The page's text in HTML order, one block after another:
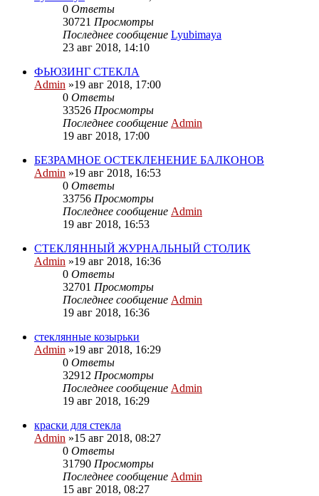
0 Ответы
30721 Просмотры
Последнее сообщение Lyubimaya
23 авг 2018, 14:10
ФЬЮЗИНГ СТЕКЛА
Admin »19 авг 2018, 17:00
0 Ответы
33526 Просмотры
Последнее сообщение Admin
19 авг 2018, 17:00
БЕЗРАМНОЕ ОСТЕКЛЕНЕНИЕ БАЛКОНОВ
Admin »19 авг 2018, 16:53
0 Ответы
33756 Просмотры
Последнее сообщение Admin
19 авг 2018, 16:53
СТЕКЛЯННЫЙ ЖУРНАЛЬНЫЙ СТОЛИК
Admin »19 авг 2018, 16:36
0 Ответы
32701 Просмотры
Последнее сообщение Admin
19 авг 2018, 16:36
стеклянные козырьки
Admin »19 авг 2018, 16:29
0 Ответы
32912 Просмотры
Последнее сообщение Admin
19 авг 2018, 16:29
краски для стекла
Admin »15 авг 2018, 08:27
0 Ответы
31790 Просмотры
Последнее сообщение Admin
15 авг 2018, 08:27